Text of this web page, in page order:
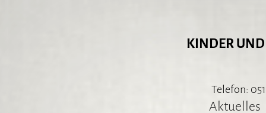
Aktuelles
KINDER UND
Telefon: